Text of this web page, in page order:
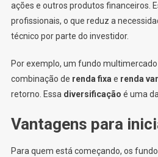
ações e outros produtos financeiros.
profissionais, o que reduz a
técnico por parte do investidor.
Por exemplo, um fundo
combinação de renda fixa e renda
retorno. Essa diversificação é uma
Vantagens para
Para quem está começando, os